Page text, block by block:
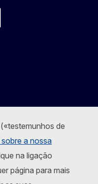
de
a nossa
na ligação
página para mais